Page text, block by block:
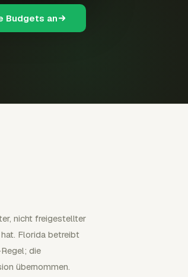
Budgets an
nicht freigestellter
Florida betreibt
die
übernommen.